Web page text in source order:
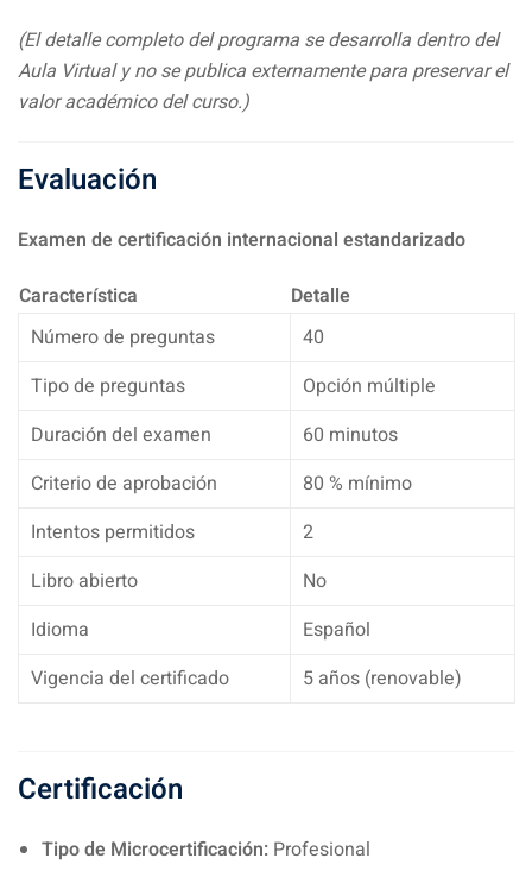
(El detalle completo del programa se desarrolla dentro del
Aula Virtual y no se publica externamente para preservar el
valor académico del curso.)
Evaluación
Examen de certificación internacional estandarizado
Característica
Detalle
Número de preguntas
40
Tipo de preguntas
Opción múltiple
Duración del examen
60 minutos
Criterio de aprobación
80 % mínimo
Intentos permitidos
2
Libro abierto
No
Idioma
Español
Vigencia del certificado
5 años (renovable)
Certificación
Tipo de Microcertificación: Profesional